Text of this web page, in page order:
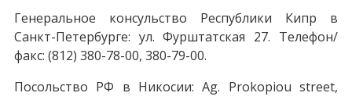
Генеральное консульство Республики Кипр в
Санкт-Петербурге: ул. Фурштатская 27. Телефон/
факс: (812) 380-78-00, 380-79-00.
Посольство РФ в Никосии: Ag. Prokopiou street,